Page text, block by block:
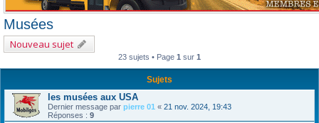
Musées
Nouveau sujet
23 sujets • Page 1 sur 1
Sujets
les musées aux USA
Dernier message par pierre 01 « 21 nov. 2024, 19:43
Réponses : 9